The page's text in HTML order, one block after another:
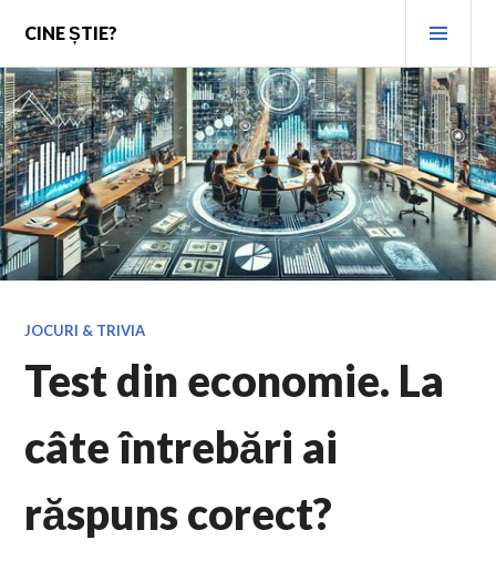
content
CINE ȘTIE?
JOCURI & TRIVIA
Test din economie. La
câte întrebări ai
răspuns corect?